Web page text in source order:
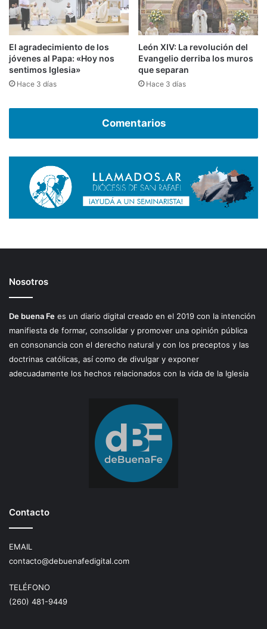
El agradecimiento de los
jóvenes al Papa: «Hoy nos
sentimos Iglesia»
Hace 3 días
León XIV: La revolución del
Evangelio derriba los muros
que separan
Hace 3 días
Comentarios
Nosotros
De buena Fe es un diario digital creado en el 2019 con la intención
manifiesta de formar, consolidar y promover una opinión pública
en consonancia con el derecho natural y con los preceptos y las
doctrinas católicas, así como de divulgar y exponer
adecuadamente los hechos relacionados con la vida de la Iglesia
Contacto
EMAIL
contacto@debuenafedigital.com
TELÉFONO
(260) 481-9449